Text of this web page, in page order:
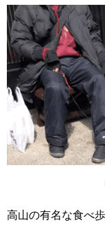
高山の有名な食べ